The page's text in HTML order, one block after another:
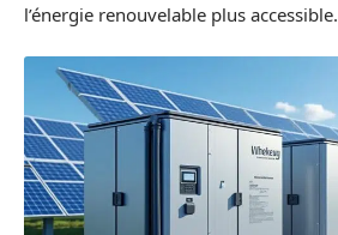
l’énergie renouvelable plus accessible.